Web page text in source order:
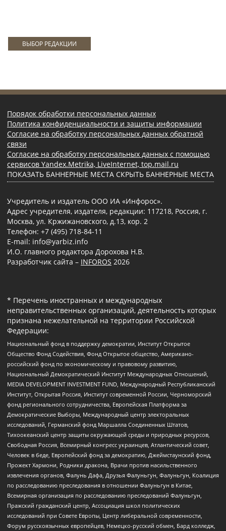
ВЫБОР РЕДАКЦИИ
Порядок обработки персональных данных
Политика конфиденциальности и защиты информации
Согласие на обработку персональных данных обратной
связи
Согласие на обработку персональных данных с помощью
сервисов Yandex.Metrika, LiveInternet, top.mail.ru
ПОКАЗАТЬ БАННЕРНЫЕ МЕСТА СКРЫТЬ БАННЕРНЫЕ МЕСТА
Учредитель и издатель ООО ИА «Инфорос».
Адрес учредителя, издателя, редакции: 117218, Россия, г.
Москва, ул. Кржижановского, д.13, кор. 2
Телефон: +7 (495) 718-84-11
E-mail: info@yarbiz.info
И.О. главного редактора Дорохова Н.В.
Разработчик сайта – INFOROS 2026
* Перечень иностранных и международных
неправительственных организаций, деятельность которых
признана нежелательной на территории Российской
Федерации:
Национальный фонд в поддержку демократии, Институт Открытое
Общество Фонд Содействия, Фонд Открытое общество, Американо-
российский фонд по экономическому и правовому развитию,
Национальный Демократический Институт Международных Отношений,
MEDIA DEVELOPMENT INVESTMENT FUND, Международный Республиканский
Институт, Открытая Россия, Институт современной России, Черноморский
фонд регионального сотрудничества, Европейская Платформа за
Демократические Выборы, Международный центр электоральных
исследований, Германский фонд Маршалла Соединенных Штатов,
Тихоокеанский центр защиты окружающей среды и природных ресурсов,
Свободная Россия, Всемирный конгресс украинцев, Атлантический совет,
Человек в беде, Европейский фонд за демократию, Джеймстаунский фонд,
Прожект Хармони, Родники дракона, Врачи против насильственного
извлечения органов, Фалунь Дафа, Друзья Фалуньгун, Фалуньгун, Коалиция
по расследованию преследования в отношении Фалуньгун в Китае,
Всемирная организация по расследованию преследований Фалуньгун,
Пражский гражданский центр, Ассоциация школ политических
исследований при Совете Европы, Центр либеральной современности,
Форум русскоязычных европейцев, Немецко-русский обмен, Бард колледж,